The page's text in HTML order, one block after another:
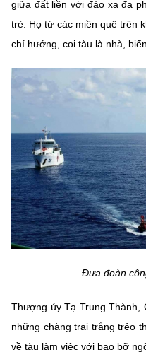
giữa đất liền với đảo xa đa
trẻ. Họ từ các miền quê trên
chí hướng, coi tàu là nhà,
Đưa đoàn
Thượng úy Tạ Trung Thành,
những chàng trai trắng trẻo
về tàu làm việc với bao bỡ